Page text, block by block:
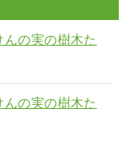
の実の樹木た
の実の樹木た